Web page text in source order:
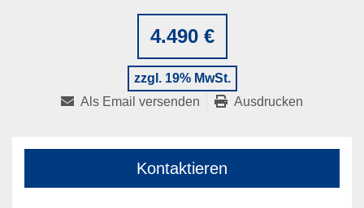
4.490 €
zzgl. 19% MwSt.
Als Email versenden Ausdrucken
Kontaktieren